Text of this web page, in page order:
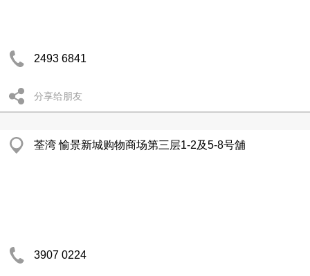
2493 6841
分享给朋友
荃湾 愉景新城购物商场第三层1-2及5-8号舖
3907 0224